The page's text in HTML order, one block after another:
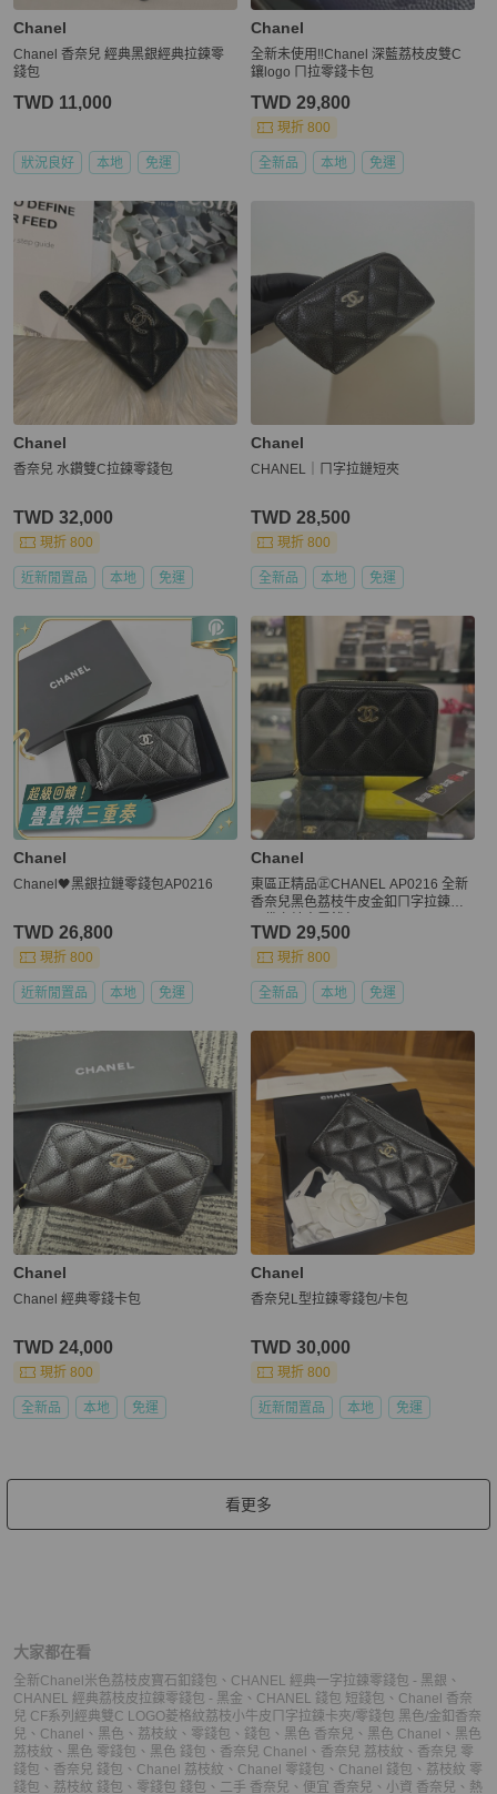
Chanel
Chanel 香奈兒 經典黑銀經典拉鍊零
錢包
TWD 11,000
狀況良好 本地 免運
Chanel
全新未使用‼️Chanel 深藍荔枝皮雙C
鑲logo ㄇ拉零錢卡包
TWD 29,800
現折 800
全新品 本地 免運
Chanel
香奈兒 水鑽雙C拉鍊零錢包
TWD 32,000
現折 800
近新閒置品 本地 免運
Chanel
CHANEL｜ㄇ字拉鏈短夾
TWD 28,500
現折 800
全新品 本地 免運
Chanel
Chanel🖤黑銀拉鏈零錢包AP0216
TWD 26,800
現折 800
近新閒置品 本地 免運
Chanel
東區正精品㊣CHANEL AP0216 全新
香奈兒黑色荔枝牛皮金釦ㄇ字拉鍊後
TWD 29,500
現折 800
全新品 本地 免運
Chanel
Chanel 經典零錢卡包
TWD 24,000
現折 800
全新品 本地 免運
Chanel
香奈兒L型拉鍊零錢包/卡包
TWD 30,000
現折 800
近新閒置品 本地 免運
看更多
大家都在看
全新Chanel米色荔枝皮寶石釦錢包 、 CHANEL 經典一字拉鍊零錢包 - 黑銀 、
CHANEL 經典荔枝皮拉鍊零錢包 - 黑金 、 CHANEL 錢包 短錢包 、 Chanel 香奈
兒 CF系列經典雙C LOGO菱格紋荔枝小牛皮ㄇ字拉鍊卡夾/零錢包 黑色/金釦 香奈
兒 、 Chanel 、 黑色 、 荔枝紋 、 零錢包 、 錢包 、 黑色 香奈兒 、 黑色 Chanel 、 黑色
荔枝紋 、 黑色 零錢包 、 黑色 錢包 、 香奈兒 Chanel 、 香奈兒 荔枝紋 、 香奈兒 零
錢包 、 香奈兒 錢包 、 Chanel 荔枝紋 、 Chanel 零錢包 、 Chanel 錢包 、 荔枝紋 零
錢包 、 荔枝紋 錢包 、 零錢包 錢包 、 二手 香奈兒 、 便宜 香奈兒 、 小資 香奈兒 、 熱